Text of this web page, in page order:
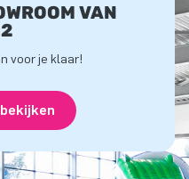
VAN
voor je klaar!